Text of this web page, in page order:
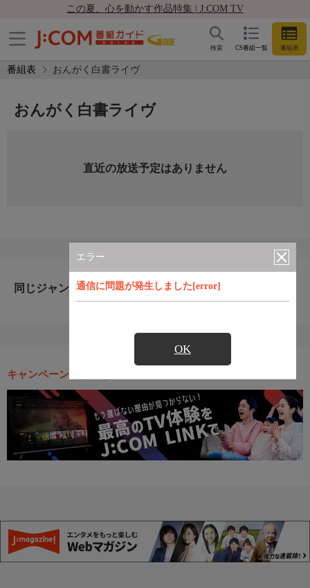
この夏、心を動かす作品特集 | J:COM TV
CS番組一覧 番組表
検索
番組表 おんがく白書ライヴ
エラー
通信に問題が発生しました[error]
OK
おんがく白書ライヴ
直近の放送予定はありません
同じジャンルのおすすめ番組
キャンペーン・お得な情報